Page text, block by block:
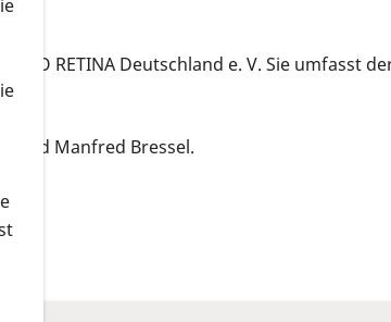
RETINA Deutschland e. V. Sie umfasst
und Manfred Bressel.